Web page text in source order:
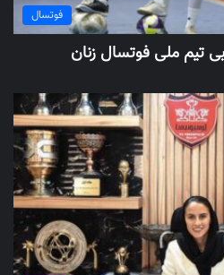
فوتسال
تیم ملی فوتسال زنان